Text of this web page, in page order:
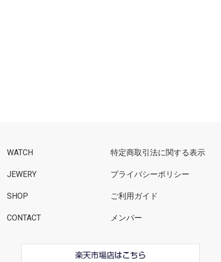
WATCH
JEWERY
SHOP
CONTACT
特定商取引法に関する表示
プライバシーポリシー
ご利用ガイド
メンバー